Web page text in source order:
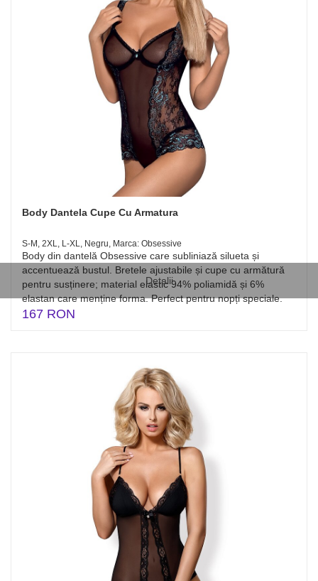
Detalii
Body Dantela Cupe Cu Armatura
S-M, 2XL, L-XL, Negru, Marca: Obsessive
Body din dantelă Obsessive care subliniază silueta și
accentuează bustul. Bretele ajustabile și cupe cu armătură
pentru susținere; material elastic 94% poliamidă și 6%
elastan care menține forma. Perfect pentru nopți speciale.
167 RON